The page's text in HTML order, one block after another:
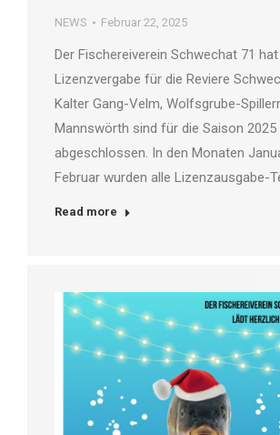
NEWS Februar 22, 2025
Der Fischereiverein Schwechat 71 hat
Lizenzvergabe für die Reviere
Kalter Gang-Velm, Wolfsgrube-
Mannswörth sind für die Saison
abgeschlossen. In den Monaten
Februar wurden alle Lizenzausgabe-
Read more